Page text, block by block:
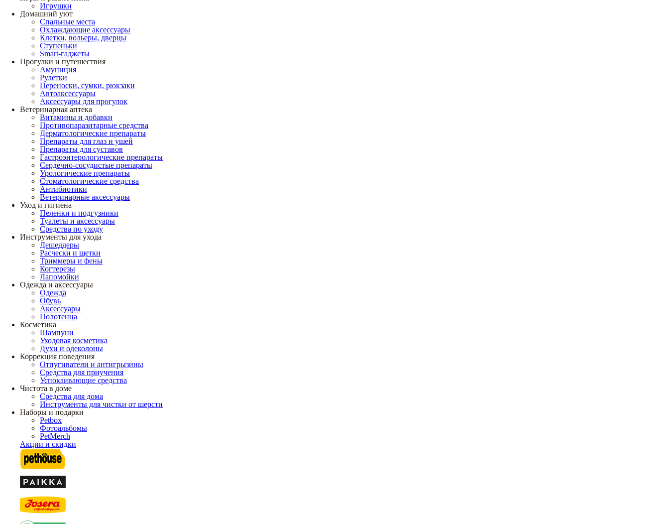
Игрушки
Домашний уют
Спальные места
Охлаждающие аксессуары
Клетки, вольеры, дверцы
Ступеньки
Smart-гаджеты
Прогулки и путешествия
Амуниция
Рулетки
Переноски, сумки, рюкзаки
Автоаксессуары
Аксессуары для прогулок
Ветеринарная аптека
Витамины и добавки
Противопаразитарные средства
Дерматологические препараты
Препараты для глаз и ушей
Препараты для суставов
Гастроэнтерологические препараты
Сердечно-сосудистые препараты
Урологические препараты
Стоматологические средства
Антибиотики
Ветеринарные аксессуары
Уход и гигиена
Пеленки и подгузники
Туалеты и аксессуары
Средства по уходу
Инструменты для ухода
Дешеддеры
Расчески и щетки
Триммеры и фены
Когтерезы
Лапомойки
Одежда и аксессуары
Одежда
Обувь
Аксессуары
Полотенца
Косметика
Шампуни
Уходовая косметика
Духи и одеколоны
Коррекция поведения
Отпугиватели и антигрызины
Средства для приучения
Успокаивающие средства
Чистота в доме
Средства для дома
Инструменты для чистки от шерсти
Наборы и подарки
Petbox
Фотоальбомы
PetMerch
Акции и скидки